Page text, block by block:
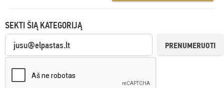
SEKTI ŠIĄ KATEGORIJĄ
PRENUMERUOTI